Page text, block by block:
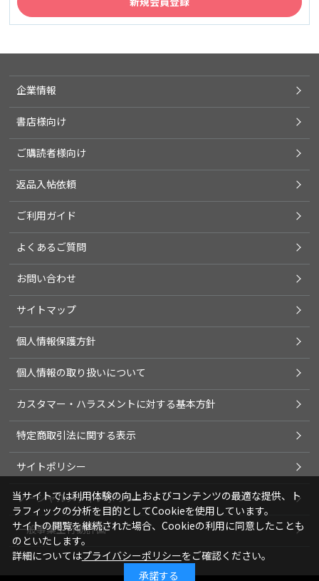
企業情報
書店様向け
ご購読者様向け
返品入帖依頼
ご利用ガイド
よくあるご質問
お問い合わせ
サイトマップ
個人情報保護方針
個人情報の取り扱いについて
カスタマー・ハラスメントに対する基本方針
特定商取引法に関する表示
サイトポリシー
ソーシャルメディアポリシー
一般事業主行動計画
当サイトでは利用体験の向上およびコンテンツの最適な提供、ト
ラフィックの分析を目的としてCookieを使用しています。
サイトの閲覧を継続された場合、Cookieの利用に同意したことも
のといたします。
詳細についてはプライバシーポリシーをご確認ください。
承諾する